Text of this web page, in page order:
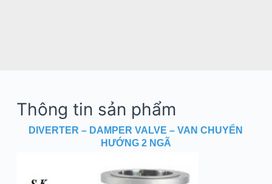
Thông tin sản phẩm
DIVERTER – DAMPER VALVE – VAN CHUYỂN
HƯỚNG 2 NGÃ